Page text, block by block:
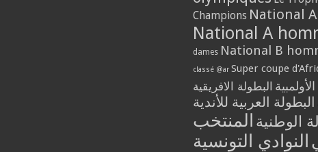
Champions National
National A
dames National B
classé @ar Super coupe
البطولة الافريقية
البطولة العربية للأندية
الوطنية المنتخب
النوادي التونسية